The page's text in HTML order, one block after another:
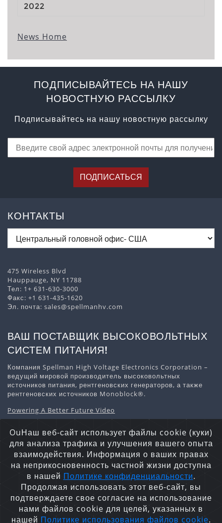
2022
News Home
ПОДПИСЫВАЙТЕСЬ НА НАШУ
НОВОСТНУЮ РАССЫЛКУ
Подписывайтесь на нашу новостную рассылку
ПОДПИСАТЬСЯ
КОНТАКТЫ
475 Wireless Blvd
Hauppauge, NY 11788
Тел: 1+ 631-630-3000
Факс: +1 631-435-1620
Эл. почта: sales@spellmanhv.com
ВАШ ПОСТАВЩИК ВЫСОКОВОЛЬТНЫХ
СИСТЕМ ПИТАНИЯ!
Компания Spellman High Voltage Electronics Corporation –
ведущий мировой производитель высоковольтных
источников питания, рентгеновских генераторов, а также
рентгеновских источников Monoblock®.
Powering A Better Future Video
Заявление о конфиденциальности
Файлы Cookie
Карта сайта
Авторские права © 2026 Spellman High Voltage Electronics
Corporation. Все права защищены.
OuНаш веб-сайт использует файлы cookie (куки)
для анализа трафика и улучшения вашего опыта
взаимодействия. Информация о ваших правах
на неприкосновенность частной жизни доступна
в нашей Политике конфиденциальности.
Продолжая использовать этот веб-сайт, вы
подтверждаете свое согласие на использование
нами файлов cookie для целей, указанных в
нашей Политике использования файлов cookie.